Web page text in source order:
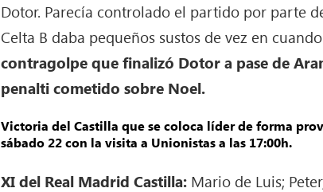
Dotor. Parecía controlado el partido por parte
Celta B daba pequeños sustos de vez en
contragolpe que finalizó Dotor a pase de
penalti cometido sobre Noel.
Victoria del Castilla que se coloca líder de forma
sábado 22 con la visita a Unionistas a las 17:00h.
XI del Real Madrid Castilla: Mario de Luis;